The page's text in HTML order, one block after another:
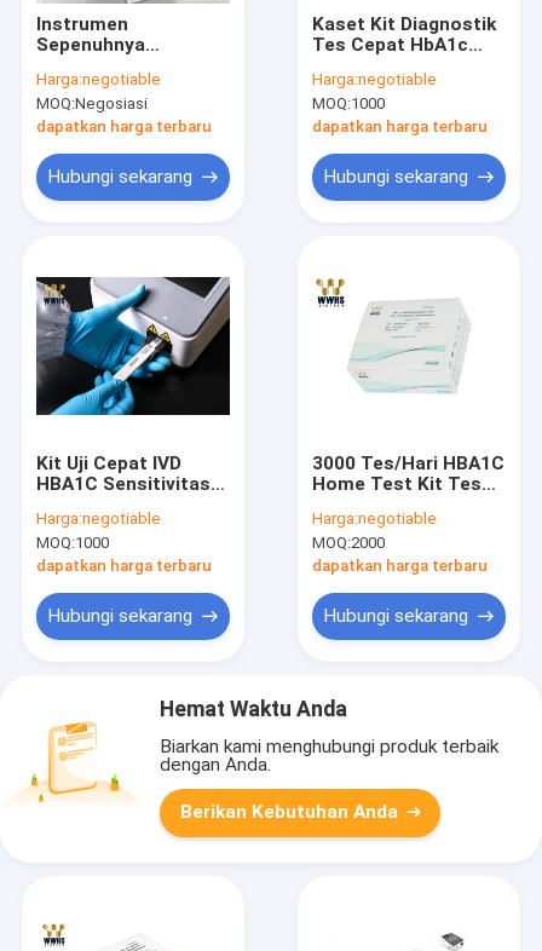
Instrumen
Sepenuhnya
Hba1c Uji
Immunochromatographic
Harga:negotiable
MOQ:Negosiasi
dapatkan harga terbaru
Hubungi sekarang
Kaset Kit Diagnostik
Tes Cepat HbA1c
Harga:negotiable
MOQ:1000
dapatkan harga terbaru
Hubungi sekarang
Kit Uji Cepat IVD
HBA1C Sensitivitas
Lembaga Pengujian
Biologis
Harga:negotiable
MOQ:1000
dapatkan harga terbaru
Hubungi sekarang
3000 Tes/Hari HBA1C
Home Test Kit Tes
POCT Assay
Harga:negotiable
MOQ:2000
dapatkan harga terbaru
Hubungi sekarang
Hemat Waktu Anda
Biarkan kami menghubungi produk terbaik
dengan Anda.
Berikan Kebutuhan Anda